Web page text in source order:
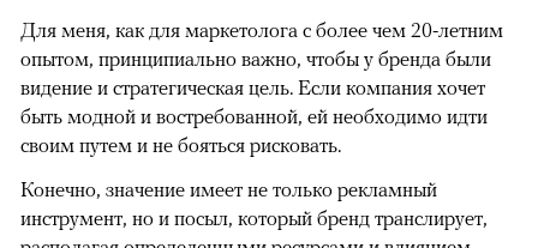
Для меня, как для маркетолога с более чем 20-летним
опытом, принципиально важно, чтобы у бренда были
видение и стратегическая цель. Если компания хочет
быть модной и востребованной, ей необходимо идти
своим путем и не бояться рисковать.
Конечно, значение имеет не только рекламный
инструмент, но и посыл, который бренд транслирует,